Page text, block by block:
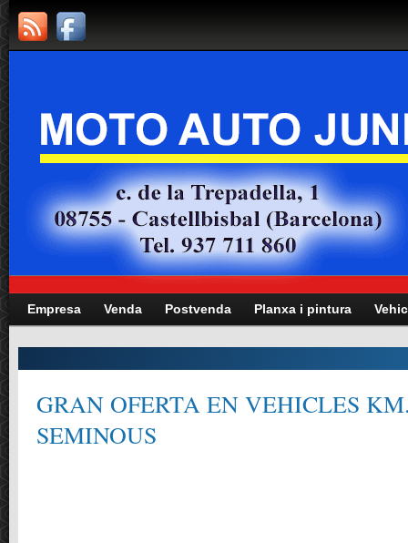
Empresa Venda Postvenda Planxa i pintura
GRAN OFERTA EN VEHICLES
SEMINOUS